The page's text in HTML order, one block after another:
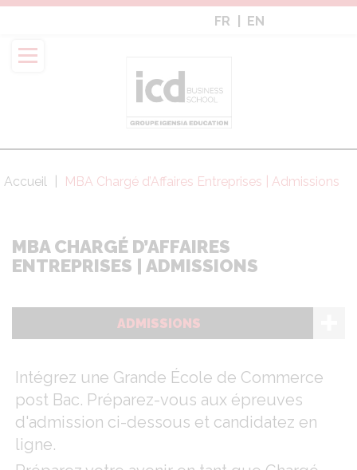
Aller
contenu
principal
FR EN
Fil
Accueil MBA Chargé d’Affaires Entreprises | Admissions
MBA CHARGÉ D’AFFAIRES
ENTREPRISES | ADMISSIONS
ADMISSIONS
Intégrez une Grande École de Commerce
post Bac. Préparez-vous aux épreuves
d'admission ci-dessous et candidatez en
ligne.